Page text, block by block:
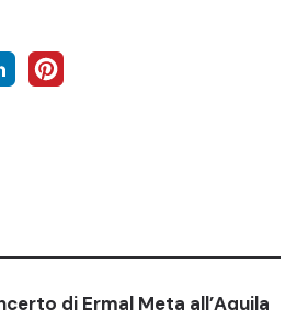
di Ermal Meta all’Aquila